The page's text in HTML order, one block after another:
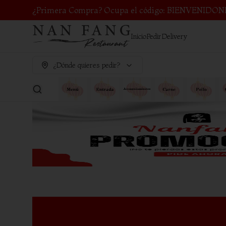
¿Primera Compra? Ocupa el código:
InicioPedirDelivery
¿Dónde quieres pedir?